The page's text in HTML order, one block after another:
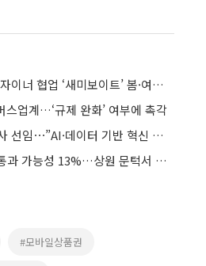
KT알파 쇼핑, 프랑스 디자이너 협업 ‘새미보이트’ 봄·여름 신상품 론칭
스업계…‘규제 완화’ 여부에 촉각
KT알파, 박정민 대표이사 선임⋯”AI·데이터 기반 혁신 주력”
美 클래리티 법안 연내 통과 가능성 13%…상원 문턱서 제동
#모바일상품권